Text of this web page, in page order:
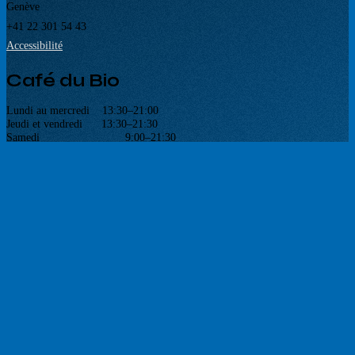
Genève
+41 22 301 54 43
Accessibilité
Café du Bio
Lundi au mercredi 13:30–21:00
Jeudi et vendredi 13:30–21:30
Samedi 9:00–21:30